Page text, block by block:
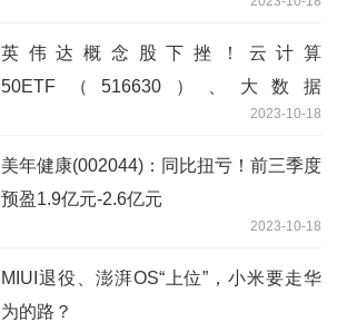
英伟达概念股下挫！云计算
50ETF（516630）、大数据
2023-10-18
美年健康(002044)：同比扭亏！前三季度
预盈1.9亿元-2.6亿元
2023-10-18
MIUI退役、澎湃OS“上位”，小米要走华
为的路？